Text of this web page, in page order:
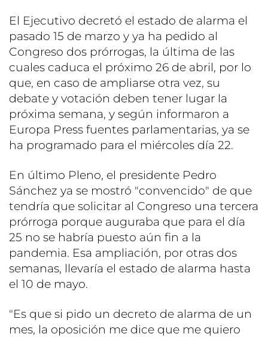
El Ejecutivo decretó el estado de alarma el
pasado 15 de marzo y ya ha pedido al
Congreso dos prórrogas, la última de las
cuales caduca el próximo 26 de abril, por lo
que, en caso de ampliarse otra vez, su
debate y votación deben tener lugar la
próxima semana, y según informaron a
Europa Press fuentes parlamentarias, ya se
ha programado para el miércoles día 22.
En último Pleno, el presidente Pedro
Sánchez ya se mostró "convencido" de que
tendría que solicitar al Congreso una tercera
prórroga porque auguraba que para el día
25 no se habría puesto aún fin a la
pandemia. Esa ampliación, por otras dos
semanas, llevaría el estado de alarma hasta
el 10 de mayo.
"Es que si pido un decreto de alarma de un
mes, la oposición me dice que me quiero